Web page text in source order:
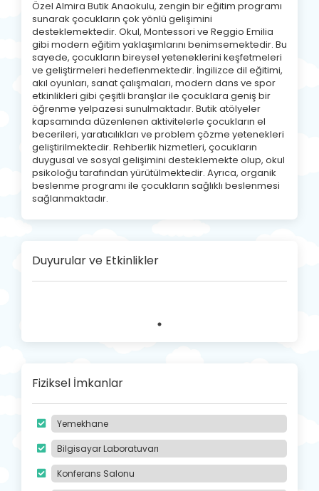
Özel Almira Butik Anaokulu, zengin bir eğitim programı
sunarak çocukların çok yönlü gelişimini
desteklemektedir. Okul, Montessori ve Reggio Emilia
gibi modern eğitim yaklaşımlarını benimsemektedir. Bu
sayede, çocukların bireysel yeteneklerini keşfetmeleri
ve geliştirmeleri hedeflenmektedir. İngilizce dil eğitimi,
akıl oyunları, sanat çalışmaları, modern dans ve spor
etkinlikleri gibi çeşitli branşlar ile çocuklara geniş bir
öğrenme yelpazesi sunulmaktadır. Butik atölyeler
kapsamında düzenlenen aktivitelerle çocukların el
becerileri, yaratıcılıkları ve problem çözme yetenekleri
geliştirilmektedir. Rehberlik hizmetleri, çocukların
duygusal ve sosyal gelişimini desteklemekte olup, okul
psikoloğu tarafından yürütülmektedir. Ayrıca, organik
beslenme programı ile çocukların sağlıklı beslenmesi
sağlanmaktadır.
Duyurular ve Etkinlikler
Fiziksel İmkanlar
Yemekhane
Bilgisayar Laboratuvarı
Konferans Salonu